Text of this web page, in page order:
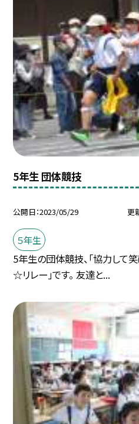
5年生 団体競技
公開日 2023/05/29 更
５年生
5年生の団体競技、「協力して
☆リレー」です。 友達と...